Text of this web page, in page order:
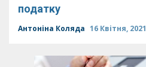
податку
Антоніна Коляда 16 Квітня, 2021